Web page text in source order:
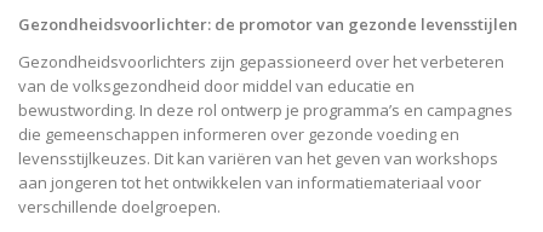
Gezondheidsvoorlichter: de promotor van gezonde levensstijlen
Gezondheidsvoorlichters zijn gepassioneerd over het verbeteren
van de volksgezondheid door middel van educatie en
bewustwording. In deze rol ontwerp je programma’s en campagnes
die gemeenschappen informeren over gezonde voeding en
levensstijlkeuzes. Dit kan variëren van het geven van workshops
aan jongeren tot het ontwikkelen van informatiemateriaal voor
verschillende doelgroepen.